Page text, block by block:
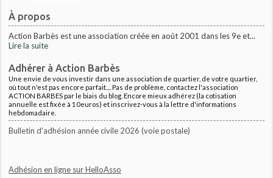
À propos
Action Barbès est une association créée en août 2001 dans les 9e et...
Lire la suite
Adhérer à Action Barbès
Une envie de vous investir dans une association de quartier, de votre quartier,
où tout n'est pas encore parfait.... Pas de problème, contactez l'association
ACTION BARBES par le biais du blog. Encore mieux adhérez (la cotisation
annuelle est fixée à 10euros) et inscrivez-vous à la lettre d'informations
hebdomadaire.
Bulletin d'adhésion année civile 2026 (voie postale)
Adhésion en ligne sur HelloAsso